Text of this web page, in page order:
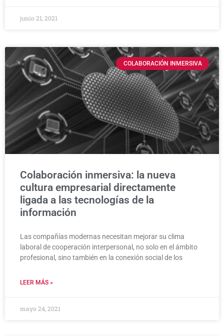
junio 21, 2021
COLABORACIÓN INMERSIVA
Colaboración inmersiva: la nueva
cultura empresarial directamente
ligada a las tecnologías de la
información
Las compañías modernas necesitan mejorar su clima
laboral de cooperación interpersonal, no solo en el ámbito
profesional, sino también en la conexión social de los
LEER MÁS »
mayo 24, 2021